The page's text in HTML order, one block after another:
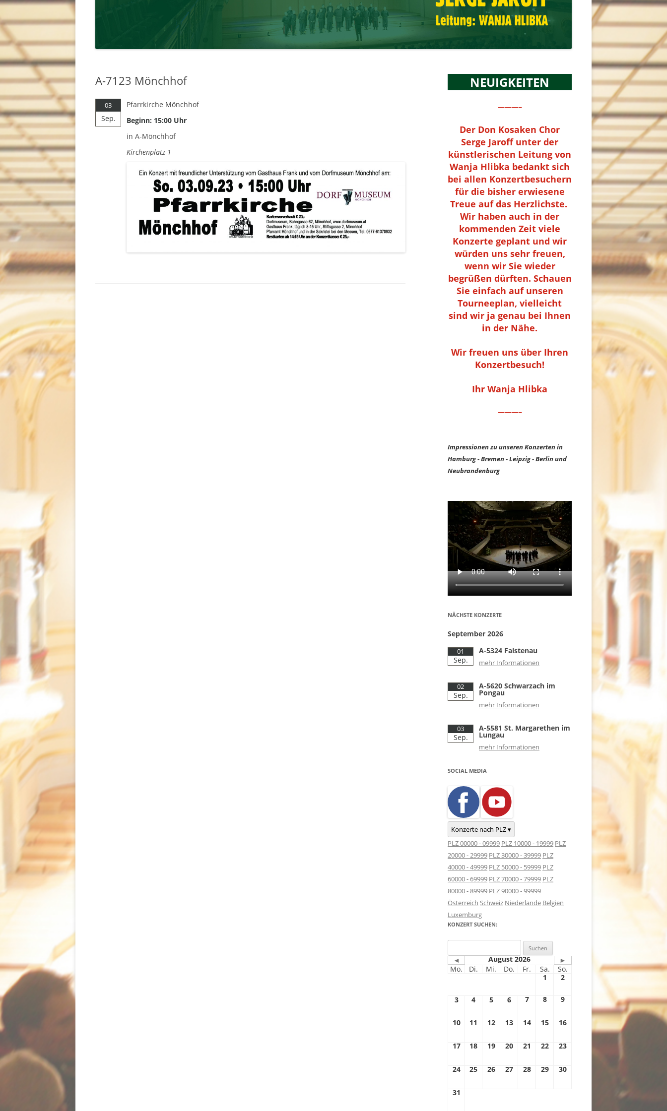
A-7123 Mönchhof
03
Sep.
Pfarrkirche Mönchhof
Beginn: 15:00 Uhr
in A-Mönchhof
Kirchenplatz 1
NEUIGKEITEN
———–
Der Don Kosaken Chor
Serge Jaroff unter der
künstlerischen Leitung von
Wanja Hlibka bedankt sich
bei allen Konzertbesuchern
für die bisher erwiesene
Treue auf das Herzlichste.
Wir haben auch in der
kommenden Zeit viele
Konzerte geplant und wir
würden uns sehr freuen,
wenn wir Sie wieder
begrüßen dürften. Schauen
Sie einfach auf unseren
Tourneeplan, vielleicht
sind wir ja genau bei Ihnen
in der Nähe.
Wir freuen uns über Ihren
Konzertbesuch!
Ihr Wanja Hlibka
———–
Impressionen zu unseren Konzerten in
Hamburg - Bremen - Leipzig - Berlin und
Neubrandenburg
NÄCHSTE KONZERTE
September 2026
01
Sep.
A-5324 Faistenau
mehr Informationen
02
Sep.
A-5620 Schwarzach im
Pongau
mehr Informationen
03
Sep.
A-5581 St. Margarethen im
Lungau
mehr Informationen
SOCIAL MEDIA
Konzerte nach PLZ ▾
PLZ 00000 - 09999 PLZ 10000 - 19999 PLZ
20000 - 29999 PLZ 30000 - 39999 PLZ
40000 - 49999 PLZ 50000 - 59999 PLZ
60000 - 69999 PLZ 70000 - 79999 PLZ
80000 - 89999 PLZ 90000 - 99999
Österreich Schweiz Niederlande Belgien
Luxemburg
KONZERT SUCHEN:
nach:
◄ August 2026
►
Mo.
Di. Mi. Do. Fr. Sa.
So.
1
2
3 4 5 6 7 8 9
10 11 12 13 14 15 16
17 18 19 20 21 22 23
24 25 26 27 28 29 30
31